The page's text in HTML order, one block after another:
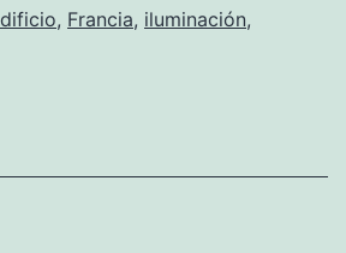
Ródano-
Shangai
, Francia, iluminación,